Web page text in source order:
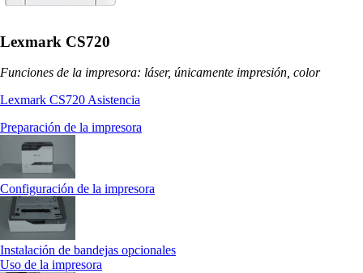
Lexmark CS720
Funciones de la impresora: láser, únicamente impresión, color
Lexmark CS720 Asistencia
Preparación de la impresora
Configuración de la impresora
Instalación de bandejas opcionales
Uso de la impresora